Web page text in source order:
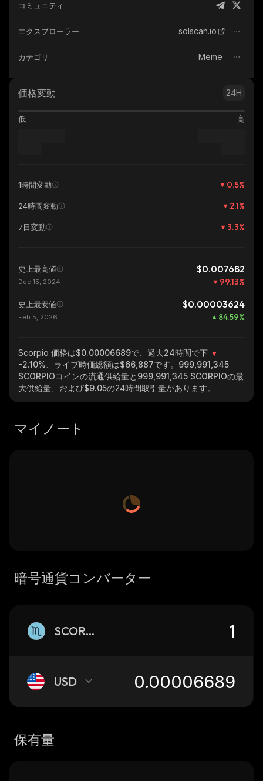
コミュニティ
エクスプローラー solscan.io
カテゴリ Meme
価格変動 24H
低 高
1時間変動 0.5%
24時間変動 2.1%
7日変動 3.3%
史上最高値 $0.007682
Dec 15, 2024 99.13%
史上最安値 $0.00003624
Feb 5, 2026 84.59%
Scorpio 価格は$0.00006689で、過去24時間で下
-2.10% 、ライブ時価総額は$66,887です。 999,991,345
SCORPIOコインの流通供給量と 999,991,345 SCORPIOの最
大供給量、および$9.05の24時間取引量があります。
マイノート
暗号通貨コンバーター
SCORPIO
USD
保有量